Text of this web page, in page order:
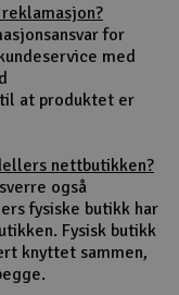
for
med
at produktet er
nettbutikken?
også
fysiske butikk har
Fysisk butikk
knyttet sammen,